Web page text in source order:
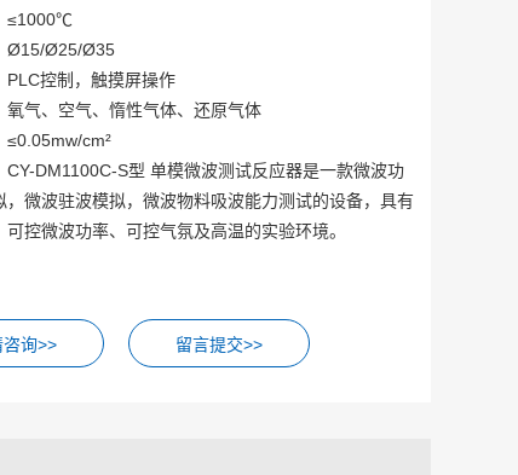
≤1000℃
Ø15/Ø25/Ø35
PLC控制，触摸屏操作
氧气、空气、惰性气体、还原气体
≤0.05mw/cm²
CY-DM1100C-S型 单模微波测试反应器是一款微波功
，微波驻波模拟，微波物料吸波能力测试的设备，具有
可控微波功率、可控气氛及高温的实验环境。
留言提交>>